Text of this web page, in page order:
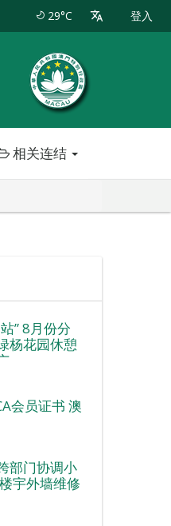
29°C 登入
相关连结
” 8月份分
杨花园休憩
会员证书 澳
部门协调小
宇外墙维修